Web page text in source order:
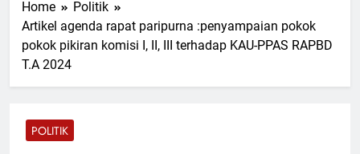
Terinspirasi Kisah Nyata,
Romeo AL-ILHAM Rilis “Kau
PAC GRIB Jaya Rimbo
Home
Politik
Artikel agenda rapat paripurna :penyampaian pokok
pokok pikiran komisi I, II, III terhadap KAU-PPAS RAPBD
T.A 2024
POLITIK